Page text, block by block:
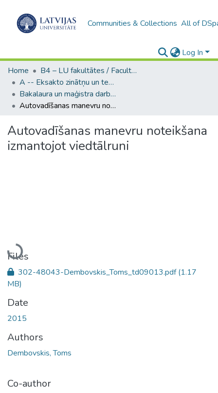
Communities & Collections All of
Log In
Home
B4 – LU fakultātes / Faculties of the UL
A -- Eksakto zinātņu un tehnoloģiju fakultāte / Faculty of Science and Technology
Bakalaura un maģistra darbi (EZTF) / Bachelor's and Master's theses
Autovadīšanas manevru noteikšana izmantojot viedtālruni
Autovadīšanas manevru noteikšana
izmantojot viedtālruni
Loading...
Files
302-48043-Dembovskis_Toms_td09013.pdf(1.17
MB)
Date
2015
Authors
Dembovskis, Toms
Co-author